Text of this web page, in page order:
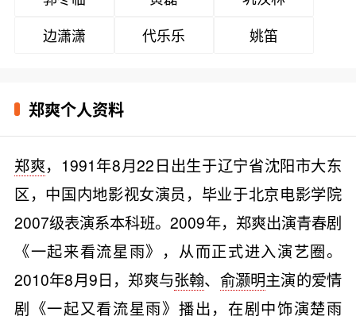
边潇潇
代乐乐 姚笛
郑爽个人资料
郑爽，1991年8月22日出生于辽宁省沈阳市大东
区，中国内地影视女演员，毕业于北京电影学院
2007级表演系本科班。2009年，郑爽出演青春剧
《一起来看流星雨》，从而正式进入演艺圈。
2010年8月9日，郑爽与张翰、 俞灏明主演的爱情
剧《一起又看流星雨》播出，在剧中饰演楚雨